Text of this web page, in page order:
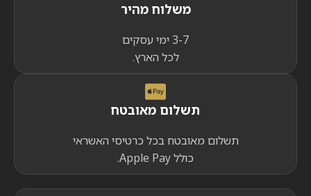
משלוח מהיר
3-7 ימי עסקים
לכל הארץ.
תשלום מאובטח
תשלום מאובטח בכל כרטיסי האשראי
כולל Apple Pay.